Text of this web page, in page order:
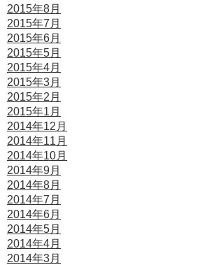
2015年8月
2015年7月
2015年6月
2015年5月
2015年4月
2015年3月
2015年2月
2015年1月
2014年12月
2014年11月
2014年10月
2014年9月
2014年8月
2014年7月
2014年6月
2014年5月
2014年4月
2014年3月